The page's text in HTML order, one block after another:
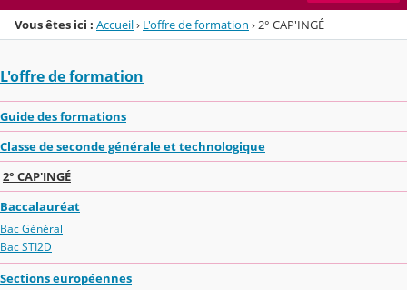
Vous êtes ici : Accueil› L'offre de formation › 2° CAP'INGÉ
L'offre de formation
Guide des formations
Classe de seconde générale et technologique
2° CAP'INGÉ
Baccalauréat
Bac Général
Bac STI2D
Sections européennes